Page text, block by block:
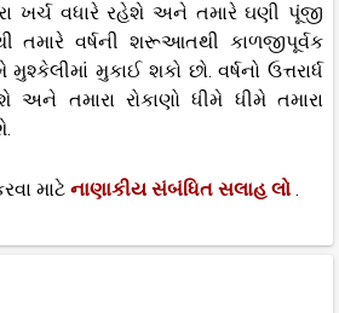
ખર્ચ વધારે રહેશે અને તમારે ઘણી પૂંજી
તમારે વર્ષની શરૂઆતથી કાળજીપૂર્વક
મુકાઈ શકો છો. વર્ષનો ઉત્તરાર્ધ
તમારા રોકાણો ધીમે ધીમે તમારા
માટે નાણાકીય સંબંધિત સલાહ લો .